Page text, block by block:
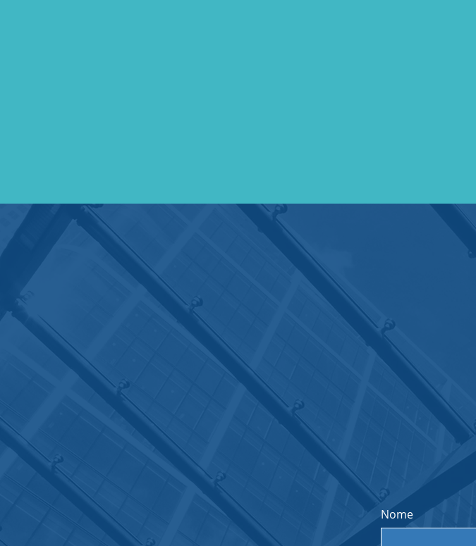
RICHIEDI UNA
CONSULENZA
Via Monte di
Email:
+39 025462374
Vedi su mappa
Compila il form
Nome